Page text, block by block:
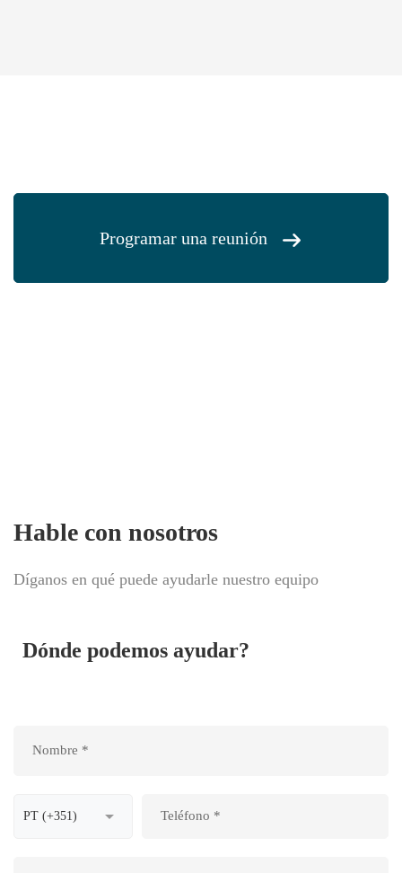
Programar una reunión
Hable con nosotros
Díganos en qué puede ayudarle nuestro equipo
Dónde podemos ayudar?